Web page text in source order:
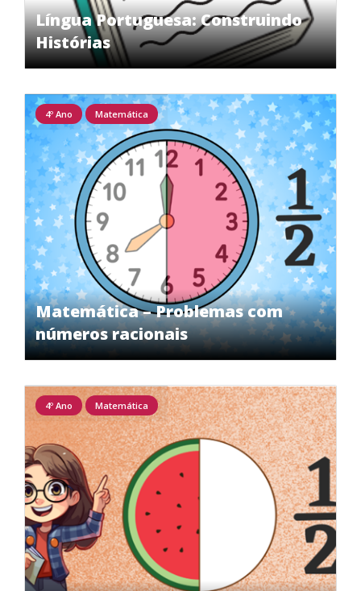
Língua Portuguesa: Construindo
Histórias
Matemática – Problemas com
números racionais
4º Ano Matemática
4º Ano Matemática